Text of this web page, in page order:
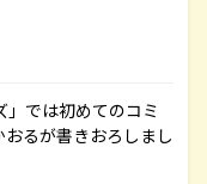
」では初めてのコミ
るが書きおろしまし